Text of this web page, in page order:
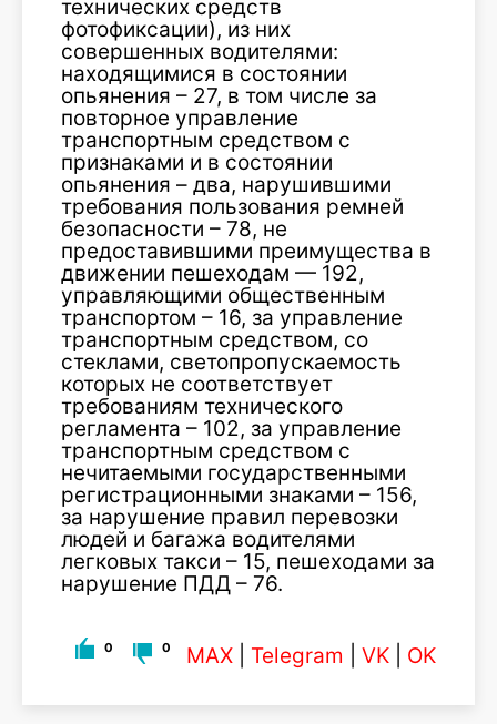
технических средств
фотофиксации), из них
совершенных водителями:
находящимися в состоянии
опьянения – 27, в том числе за
повторное управление
транспортным средством с
признаками и в состоянии
опьянения – два, нарушившими
требования пользования ремней
безопасности – 78, не
предоставившими преимущества в
движении пешеходам — 192,
управляющими общественным
транспортом – 16, за управление
транспортным средством, со
стеклами, светопропускаемость
которых не соответствует
требованиям технического
регламента – 102, за управление
транспортным средством с
нечитаемыми государственными
регистрационными знаками – 156,
за нарушение правил перевозки
людей и багажа водителями
легковых такси – 15, пешеходами за
нарушение ПДД – 76.
0 0 MAX Telegram VK OK